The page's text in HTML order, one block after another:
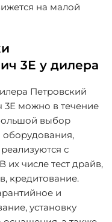
на малой
3Е у дилера
Петровский
3Е можно в течение
выбор
оборудования,
с
числе тест драйв,
кредитование.
и
установку